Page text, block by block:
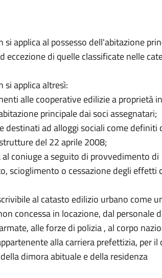
applica al possesso dell'abitazione
eccezione di quelle classificate nelle
si applica altresì:
alle cooperative edilizie a proprietà
principale dai soci assegnatari;
destinati ad alloggi sociali come definiti
del 22 aprile 2008;
coniuge a seguito di provvedimento di
scioglimento o cessazione degli effetti
al catasto edilizio urbano come
concessa in locazione, dal personale
alle forze di polizia , al corpo
alla carriera prefettizia, per il
dimora abituale e della residenza